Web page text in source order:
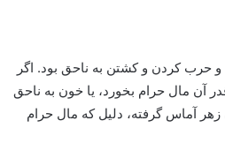
حرب كردن و كشتن به ناحق بود. اگر
آن مال حرام بخورد، يا خون به ناحق
زهر آماس گرفته، دليل كه مال حرام